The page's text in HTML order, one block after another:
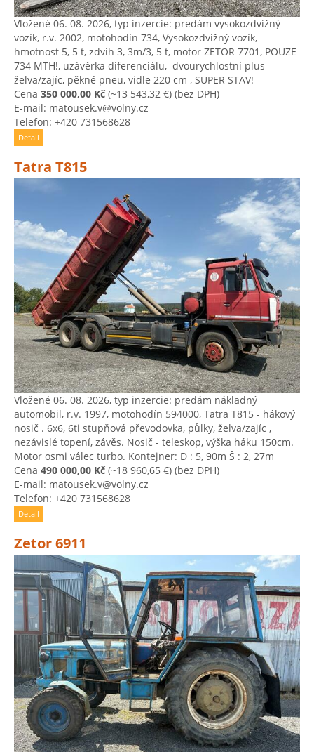
Vložené 06. 08. 2026, typ inzercie: predám vysokozdvižný
vozík, r.v. 2002, motohodín 734, Vysokozdvižný vozík, ​
hmotnost 5, ​5 t, ​zdvih 3, ​3m/3, ​5 t, ​motor ZETOR 7701, ​POUZE
734 MTH!, ​uzávěrka diferenciálu, ​ dvourychlostní plus
želva/zajíc, ​pěkné pneu, ​vidle 220 cm , ​SUPER STAV!
Cena 350 000,00 Kč (~13 543,32 €) (bez DPH)
E-mail: matousek.v@volny.cz
Telefon: +420 731568628
Detail
Tatra T815
Vložené 06. 08. 2026, typ inzercie: predám nákladný
automobil, r.v. 1997, motohodín 594000, Tatra T815 - hákový
nosič . 6x6, 6ti stupňová převodovka, půlky, želva/zajíc ,
nezávislé topení, závěs. Nosič - teleskop, výška háku 150cm.
Motor osmi válec turbo. Kontejner: D : 5, 90m Š : 2, 27m
Cena 490 000,00 Kč (~18 960,65 €) (bez DPH)
E-mail: matousek.v@volny.cz
Telefon: +420 731568628
Detail
Zetor 6911